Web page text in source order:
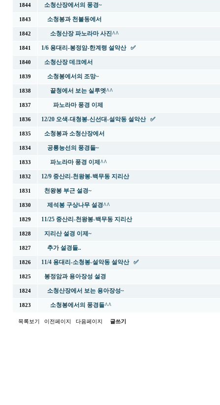
1844 소청산장에서의 풍경~
1843 소청봉과 천불동에서
1842 소청산장 파노라마 사진^^
1841 1/6 용대리-봉정암-한계령 설악산 ✅
1840 소청산장 데크에서
1839 소청봉에서의 조망~
1838 끝청에서 보는 실루엣^^
1837 파노라마 풍경 이제
1836 12/20 오색-대청봉-신선대-설악동 설악산 ✅
1835 소청봉과 소청산장에서
1834 공룡능선의 풍경들~
1833 파노라마 풍경 이제^^
1832 12/9 중산리-천왕봉-백무동 지리산
1831 천왕봉 부근 설경~
1830 제석봉 구상나무 설경^^
1829 11/25 중산리-천왕봉-백무동 지리산
1828 지리산 설경 이제~
1827 추가 설경들..
1826 11/4 용대리-소청봉-설악동 설악산 ✅
1825 봉정암과 용아장성 설경
1824 소청산장에서 보는 용아장성~
1823 소청봉에서의 풍경들^^
목록보기 이전페이지 다음페이지 글쓰기